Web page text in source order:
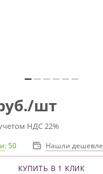
/шт
НДС 22%
: 50 Нашли
КУПИТЬ В 1 КЛИК